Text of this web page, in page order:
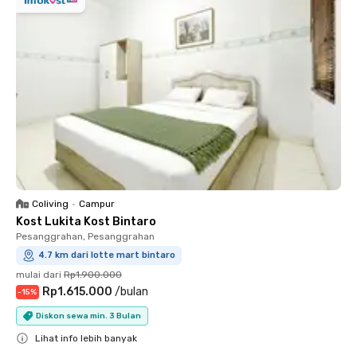
Coliving • Campur
Kost Lukita Kost Bintaro
Pesanggrahan, Pesanggrahan
4.7 km dari lotte mart bintaro
mulai dari Rp1.900.000
-15% Rp1.615.000 /bulan
Diskon sewa min. 3 Bulan
Lihat info lebih banyak